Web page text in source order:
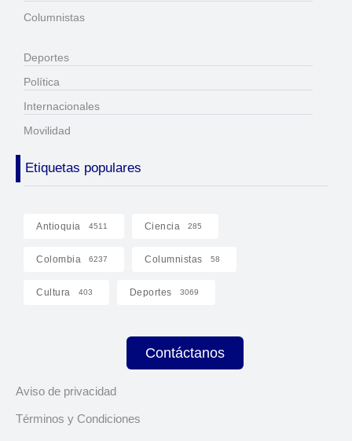
Columnistas
Deportes
Política
Internacionales
Movilidad
Etiquetas populares
Antioquia 4511 Ciencia 285
Colombia 6237 Columnistas 58
Cultura 403 Deportes 3069
Contáctanos
Aviso de privacidad
Términos y Condiciones